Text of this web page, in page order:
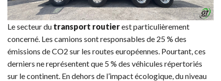
Le secteur du transport routierest particulièrement
concerné. Les camions sont responsables de 25 % des
émissions de CO2 sur les routes européennes. Pourtant, ces
derniers ne représentent que 5 % des véhicules répertoriés
sur le continent. En dehors de l’impact écologique, du niveau